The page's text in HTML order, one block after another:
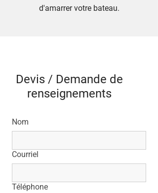
d'amarrer votre bateau.
Devis / Demande de
renseignements
Nom
Courriel
Téléphone